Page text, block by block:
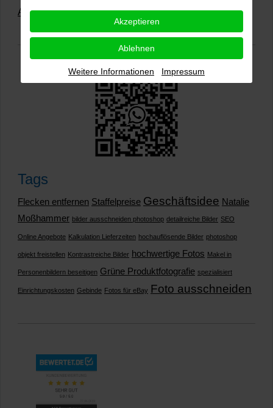
Alle Rezensionen ansehen|Bewertung abgeben
Tags
Flecken entfernen Staffelpreise Geschäftsidee Natalie
Moßhammer bilder ausschneiden photoshop detailreiche Bilder SEO
Online Angebote Kalkulation Lieferzeiten hochauflösende Bilder photoshop
objekt freistellen Kontrastreiche Bilder hochwertige Fotos Makel in
Personenbildern beseitigen Grüne Produktfotografie spezialisiert
Einrichtungskosten Gebinde Fotos für eBay Foto ausschneiden
Akzeptieren
Ablehnen
Weitere Informationen Impressum